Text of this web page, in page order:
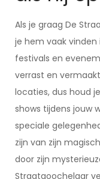
Als je graag De
je hem vaak vinden
festivals en
verrast en
locaties, dus houd
shows tijdens jouw
speciale
zijn van zijn
door zijn
Straatgoochelaar